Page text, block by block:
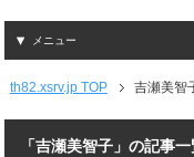
メニュー
th82.xsrv.jp TOP 吉瀬美智
「吉瀬美智子」の記事